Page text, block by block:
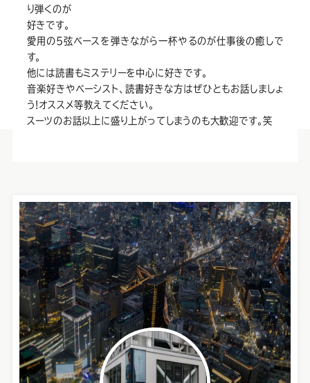
り弾くのが
好きです。
愛用の5弦ベースを弾きながら一杯やるのが仕事後の癒しで
す。
他には読書もミステリーを中心に好きです。
音楽好きやベーシスト、読書好きな方はぜひともお話しましょ
う!オススメ等教えてください。
スーツのお話以上に盛り上がってしまうのも大歓迎です。笑